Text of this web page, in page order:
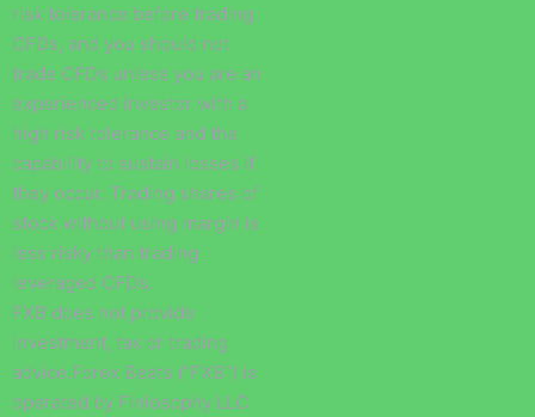
risk tolerance before trading
CFDs, and you should not
trade CFDs unless you are an
experienced investor with a
high risk tolerance and the
capability to sustain losses if
they occur. Trading shares of
stock without using margin is
less risky than trading
leveraged CFDs.
FXB does not provide
investment, tax or trading
advice.Forex Beats (“FXB”) is
operated by Finlosophy LLC